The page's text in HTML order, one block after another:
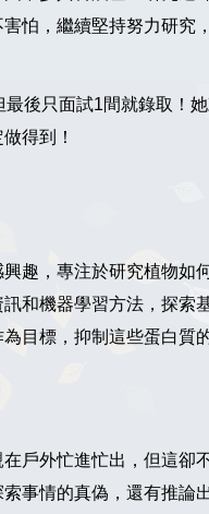
怕，繼續堅持努力研究
後只面試1間就錄取！
得到！
趣，專注於研究植物如
和機器學習方法，探索
目標，抑制這些蛋白質
戶外忙進忙出，但這卻
事情的真偽，還有推論